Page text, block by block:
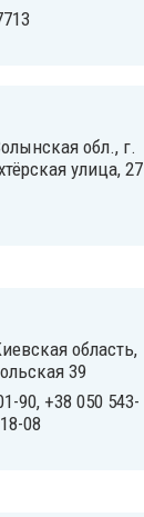
обл., г.
улица, 27
область,
39
90, +38 050 543-
08